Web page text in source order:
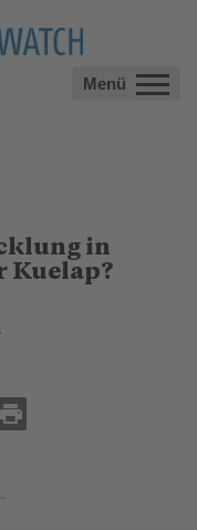
Menü
in
Kuelap?